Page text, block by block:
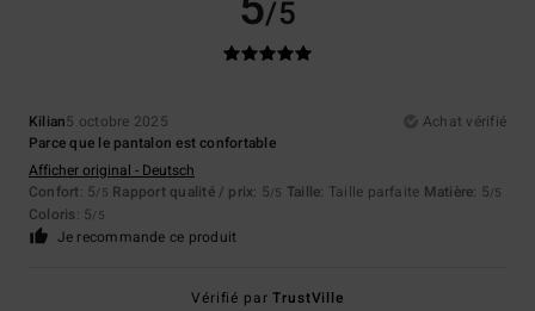
/5
Kilian5 octobre 2025
Achat vérifié
Parce que le pantalon est confortable
Afficher original - Deutsch
Confort: 5/5 Rapport qualité / prix: 5/5 Taille: Taille parfaite Matière: 5/5
Coloris: 5/5
Je recommande ce produit
Vérifié parTrustVille